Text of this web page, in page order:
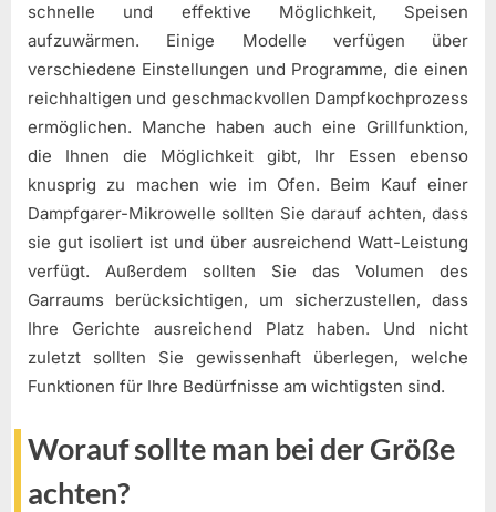
schnelle und effektive Möglichkeit, Speisen
aufzuwärmen. Einige Modelle verfügen über
verschiedene Einstellungen und Programme, die einen
reichhaltigen und geschmackvollen Dampfkochprozess
ermöglichen. Manche haben auch eine Grillfunktion,
die Ihnen die Möglichkeit gibt, Ihr Essen ebenso
knusprig zu machen wie im Ofen. Beim Kauf einer
Dampfgarer-Mikrowelle sollten Sie darauf achten, dass
sie gut isoliert ist und über ausreichend Watt-Leistung
verfügt. Außerdem sollten Sie das Volumen des
Garraums berücksichtigen, um sicherzustellen, dass
Ihre Gerichte ausreichend Platz haben. Und nicht
zuletzt sollten Sie gewissenhaft überlegen, welche
Funktionen für Ihre Bedürfnisse am wichtigsten sind.
Worauf sollte man bei der Größe
achten?